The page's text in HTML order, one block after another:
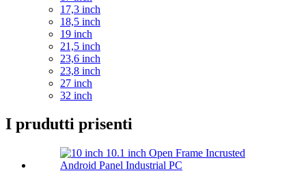
17,3 inch
18,5 inch
19 inch
21,5 inch
23,6 inch
23,8 inch
27 inch
32 inch
I prudutti prisenti